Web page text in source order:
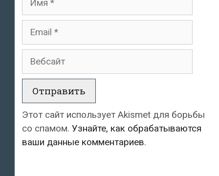
Email
Вебсайт
Этот сайт использует Akismet для борьбы
со спамом. Узнайте, как обрабатываются
ваши данные комментариев.